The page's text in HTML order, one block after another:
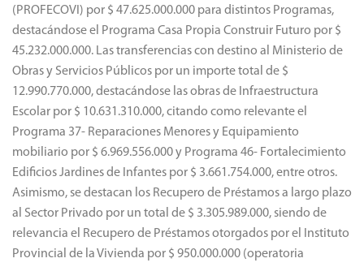
(PROFECOVI) por $ 47.625.000.000 para distintos Programas,
destacándose el Programa Casa Propia Construir Futuro por $
45.232.000.000. Las transferencias con destino al Ministerio de
Obras y Servicios Públicos por un importe total de $
12.990.770.000, destacándose las obras de Infraestructura
Escolar por $ 10.631.310.000, citando como relevante el
Programa 37- Reparaciones Menores y Equipamiento
mobiliario por $ 6.969.556.000 y Programa 46- Fortalecimiento
Edificios Jardines de Infantes por $ 3.661.754.000, entre otros.
Asimismo, se destacan los Recupero de Préstamos a largo plazo
al Sector Privado por un total de $ 3.305.989.000, siendo de
relevancia el Recupero de Préstamos otorgados por el Instituto
Provincial de la Vivienda por $ 950.000.000 (operatoria